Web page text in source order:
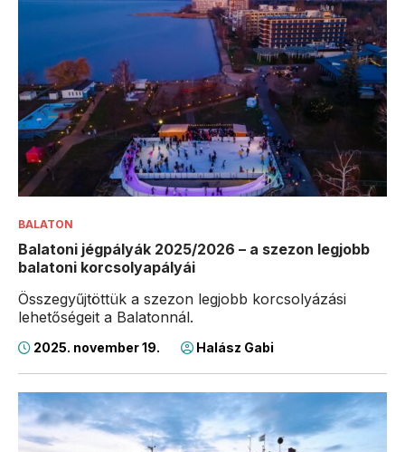
BALATON
Balatoni jégpályák 2025/2026 – a szezon legjobb
balatoni korcsolyapályái
Összegyűjtöttük a szezon legjobb korcsolyázási
lehetőségeit a Balatonnál.
2025. november 19. Halász Gabi